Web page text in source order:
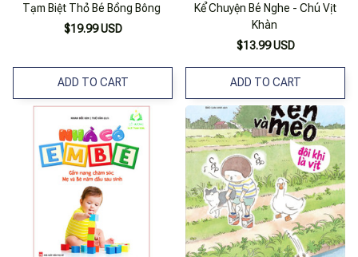
Tạm Biệt Thỏ Bé Bồng Bông
$19.99 USD
ADD TO CART
Kể Chuyện Bé Nghe - Chú Vịt
Khàn
$13.99 USD
ADD TO CART